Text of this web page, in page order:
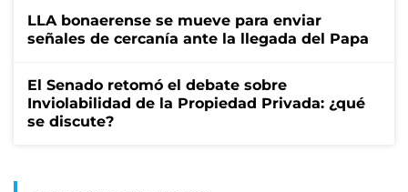
LLA bonaerense se mueve para enviar
señales de cercanía ante la llegada del Papa
El Senado retomó el debate sobre
Inviolabilidad de la Propiedad Privada: ¿qué
se discute?